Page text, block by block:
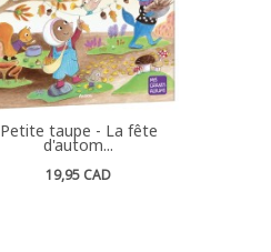
Petite taupe - La fête
d'autom...
19,95 CAD